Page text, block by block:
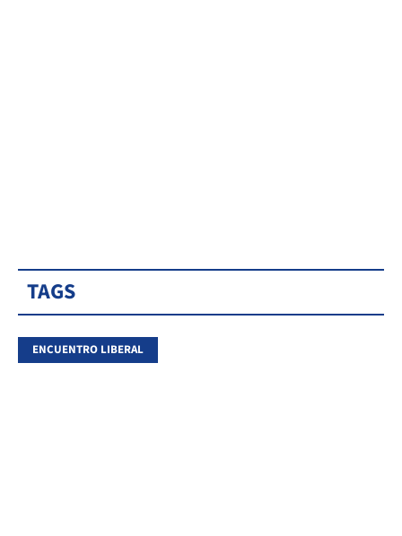
TAGS
ENCUENTRO LIBERAL